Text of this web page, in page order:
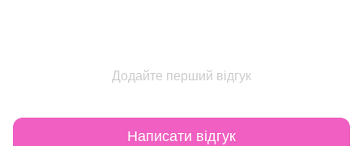
Додайте перший відгук
Написати відгук